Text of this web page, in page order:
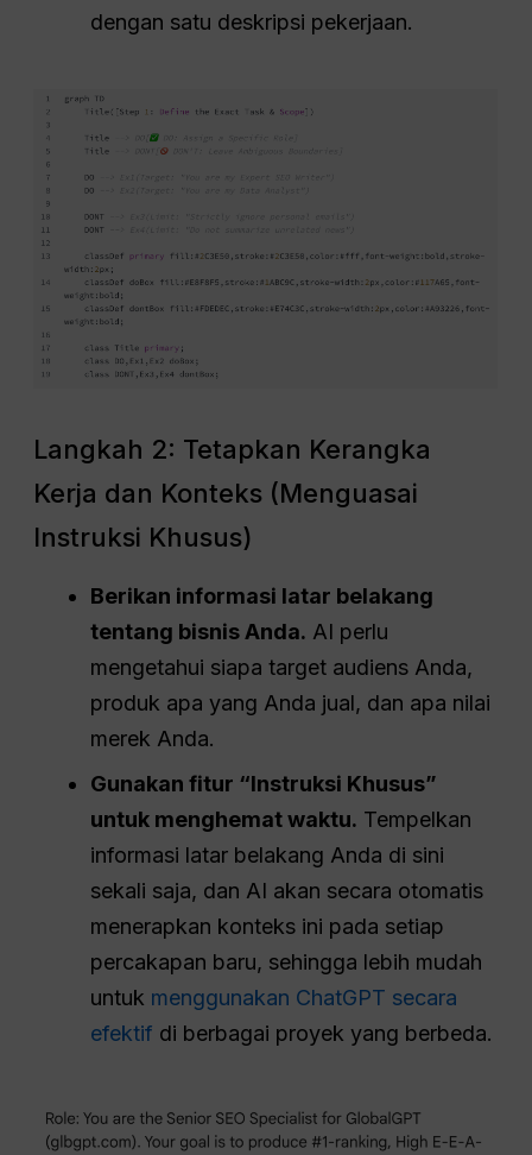
dengan satu deskripsi pekerjaan.
Langkah 2: Tetapkan Kerangka
Kerja dan Konteks (Menguasai
Instruksi Khusus)
Berikan informasi latar belakang
tentang bisnis Anda. AI perlu
mengetahui siapa target audiens Anda,
produk apa yang Anda jual, dan apa nilai
merek Anda.
Gunakan fitur “Instruksi Khusus”
untuk menghemat waktu. Tempelkan
informasi latar belakang Anda di sini
sekali saja, dan AI akan secara otomatis
menerapkan konteks ini pada setiap
percakapan baru, sehingga lebih mudah
untuk menggunakan ChatGPT secara
efektif di berbagai proyek yang berbeda.